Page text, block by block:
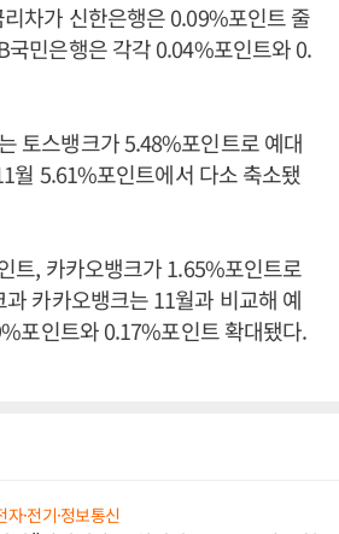
차가 신한은행은 0.09%포인트 줄
국민은행은 각각 0.04%포인트와 0.
토스뱅크가 5.48%포인트로 예대
월 5.61%포인트에서 다소 축소됐
트, 카카오뱅크가 1.65%포인트로
카카오뱅크는 11월과 비교해 예
포인트와 0.17%포인트 확대됐다.
자·전기·정보통신